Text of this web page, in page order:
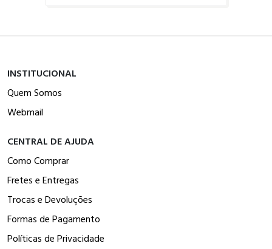
INSTITUCIONAL
Quem Somos
Webmail
CENTRAL DE AJUDA
Como Comprar
Fretes e Entregas
Trocas e Devoluções
Formas de Pagamento
Políticas de Privacidade